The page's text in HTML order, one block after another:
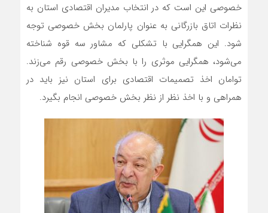
خصوصی این است که در انتخاب مدیران اقتصادی استان به
نظرات اتاق بازرگانی به عنوان پارلمان بخش خصوصی توجه
شود. این همگرایی با تشکلی که مشاور سه قوه شناخته
می‌شود، همگرایی موثری را با بخش خصوصی رقم می‌زند.
توامان اخذ تصمیمات اقتصادی برای استان نیز باید در
همراهی و با اخذ نظر از نظر بخش خصوصی انجام بگیرد.